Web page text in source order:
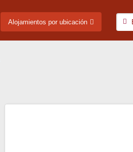
Alojamientos por ubicación